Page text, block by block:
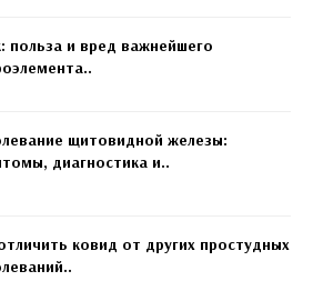
польза и вред важнейшего
щитовидной железы:
диагностика и..
ковид от других простудных